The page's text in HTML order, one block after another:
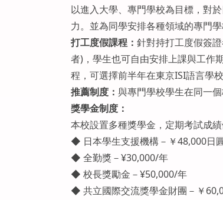
以進入大學、專門學校為目標，對
力。並為同學安排各種領域的專門學
打工度假課程： 針對持打工度假簽
者)，學生也可自由安排上課與工作
程，可選擇前半年在東京ISI語言學
推薦制度： 與專門學校學生在同一
獎學金制度：
本校設置多種獎學金，定期考試成
◆ 日本學生支援機構－￥48,000日
◆ 全勤獎－¥30,000/年
◆ 校長獎勵金－¥50,000/年
◆ 共立國際交流獎學金財團－￥